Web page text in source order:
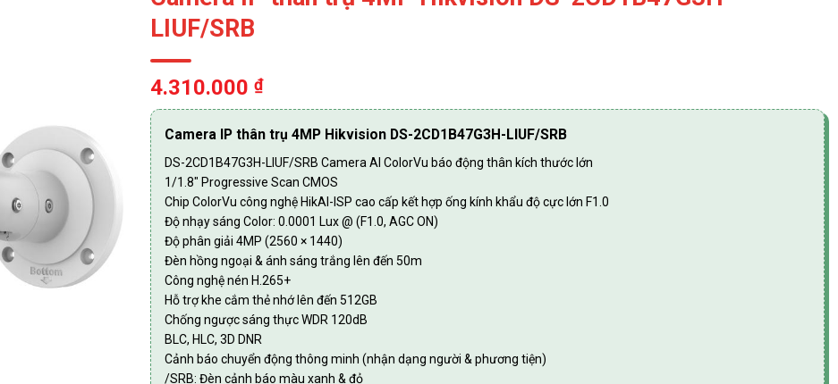
LIUF/SRB
4.310.000 ₫
Camera IP thân trụ 4MP Hikvision DS-2CD1B47G3H-LIUF/SRB
DS-2CD1B47G3H-LIUF/SRB Camera AI ColorVu báo động thân kích thước lớn
1/1.8″ Progressive Scan CMOS
Chip ColorVu công nghệ HikAI-ISP cao cấp kết hợp ống kính khẩu độ cực lớn F1.0
Độ nhạy sáng Color: 0.0001 Lux @ (F1.0, AGC ON)
Độ phân giải 4MP (2560 × 1440)
Đèn hồng ngoại & ánh sáng trắng lên đến 50m
Công nghệ nén H.265+
Hỗ trợ khe cắm thẻ nhớ lên đến 512GB
Chống ngược sáng thực WDR 120dB
BLC, HLC, 3D DNR
Cảnh báo chuyển động thông minh (nhận dạng người & phương tiện)
/SRB: Đèn cảnh báo màu xanh & đỏ